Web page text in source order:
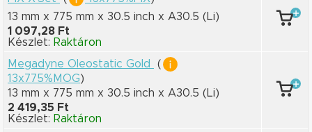
13 mm x 775 mm x 30.5 inch x A30.5 (Li)
1 097,28 Ft
Készlet: Raktáron
Megadyne Oleostatic Gold
(
13x775%MOG)
13 mm x 775 mm x 30.5 inch x A30.5 (Li)
2 419,35 Ft
Készlet: Raktáron